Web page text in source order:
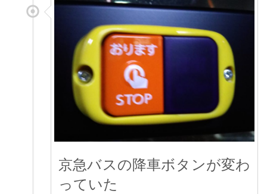
京急バスの降車ボタンが変わ
っていた